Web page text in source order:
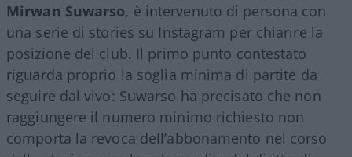
Mirwan Suwarso, è intervenuto di persona con
una serie di stories su Instagram per chiarire la
posizione del club. Il primo punto contestato
riguarda proprio la soglia minima di partite da
seguire dal vivo: Suwarso ha precisato che non
raggiungere il numero minimo richiesto non
comporta la revoca dell’abbonamento nel corso